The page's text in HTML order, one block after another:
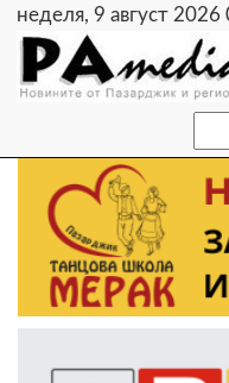
неделя, 9 август 2026